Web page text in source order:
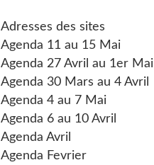
Adresses des sites
Agenda 11 au 15 Mai
Agenda 27 Avril au 1er Mai
Agenda 30 Mars au 4 Avril
Agenda 4 au 7 Mai
Agenda 6 au 10 Avril
Agenda Avril
Agenda Fevrier